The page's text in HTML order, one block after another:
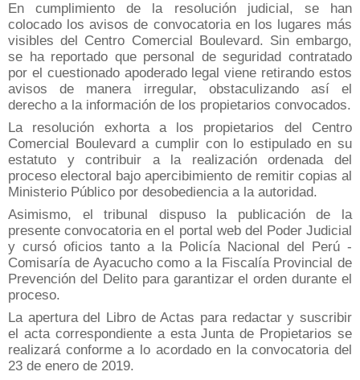
En cumplimiento de la resolución judicial, se han
colocado los avisos de convocatoria en los lugares más
visibles del Centro Comercial Boulevard. Sin embargo,
se ha reportado que personal de seguridad contratado
por el cuestionado apoderado legal viene retirando estos
avisos de manera irregular, obstaculizando así el
derecho a la información de los propietarios convocados.
La resolución exhorta a los propietarios del Centro
Comercial Boulevard a cumplir con lo estipulado en su
estatuto y contribuir a la realización ordenada del
proceso electoral bajo apercibimiento de remitir copias al
Ministerio Público por desobediencia a la autoridad.
Asimismo, el tribunal dispuso la publicación de la
presente convocatoria en el portal web del Poder Judicial
y cursó oficios tanto a la Policía Nacional del Perú -
Comisaría de Ayacucho como a la Fiscalía Provincial de
Prevención del Delito para garantizar el orden durante el
proceso.
La apertura del Libro de Actas para redactar y suscribir
el acta correspondiente a esta Junta de Propietarios se
realizará conforme a lo acordado en la convocatoria del
23 de enero de 2019.